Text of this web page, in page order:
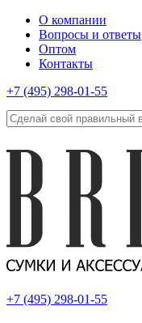
О компании
Вопросы и ответы
Оптом
Контакты
+7 (495) 298-01-55
+7 (495) 298-01-55